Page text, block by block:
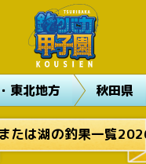
東北地方 秋田県
たは湖の釣果一覧